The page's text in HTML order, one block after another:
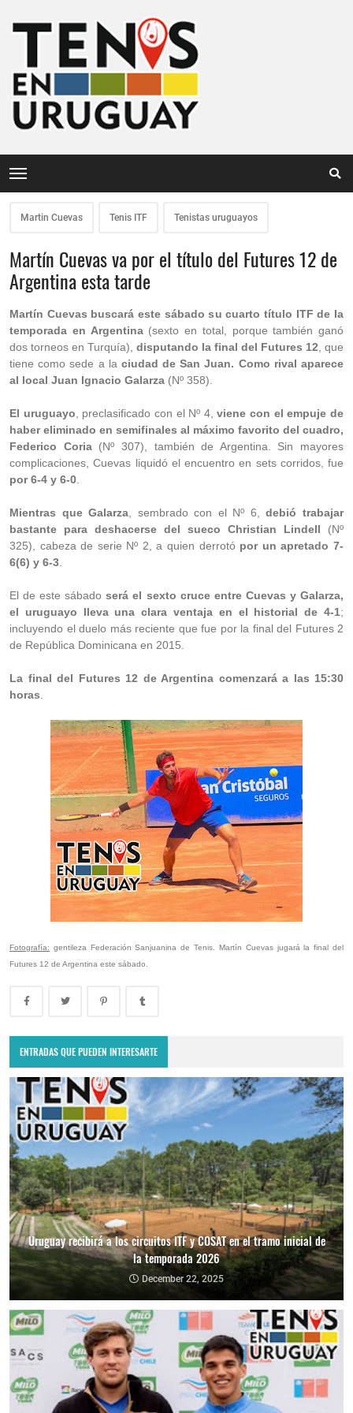
Martin Cuevas Tenis ITF Tenistas uruguayos
Martín Cuevas va por el título del Futures 12 de
Argentina esta tarde
Martín Cuevas buscará este sábado su cuarto título ITF de la
temporada en Argentina(sexto en total, porque también ganó
dos torneos en Turquía), disputando la final del Futures 12 , que
tiene como sede a la ciudad de San Juan. Como rival aparece
al local Juan Ignacio Galarza (Nº 358).
El uruguayo , preclasificado con el Nº 4,viene con el empuje de
haber eliminado en semifinales al máximo favorito del cuadro,
Federico Coria(Nº 307), también de Argentina. Sin mayores
complicaciones, Cuevas liquidó el encuentro en sets corridos, fue
por 6-4 y 6-0
Mientras que Galarza , sembrado con el Nº 6,debió trabajar
bastante para deshacerse del sueco Christian Lindell (Nº
325), cabeza de serie Nº 2, a quien derrotó por un apretado 7-
6(6) y 6-3
El de este sábadoserá el sexto cruce entre Cuevas y Galarza,
el uruguayo lleva una clara ventaja en el historial de 4-1;
incluyendo el duelo más reciente que fue por la final del Futures 2
de República Dominicana en 2015.
La final del Futures 12 de Argentina comenzará a las 15:30
horas
Fotografía: gentileza Federación Sanjuanina de Tenis. Martín Cuevas jugará la final del
Futures 12 de Argentina este sábado.
ENTRADAS QUE PUEDEN INTERESARTE
Uruguay recibirá a los circuitos ITF y COSAT en el tramo inicial de
la temporada 2026
December 22, 2025